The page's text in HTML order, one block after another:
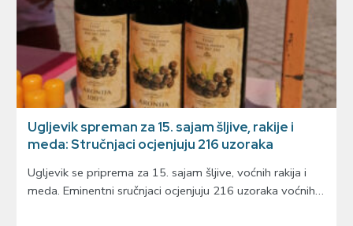
Ugljevik spreman za 15. sajam šljive, rakije i
meda: Stručnjaci ocjenjuju 216 uzoraka
Ugljevik se priprema za 15. sajam šljive, voćnih rakija i
meda. Eminentni sručnjaci ocjenjuju 216 uzoraka voćnih…